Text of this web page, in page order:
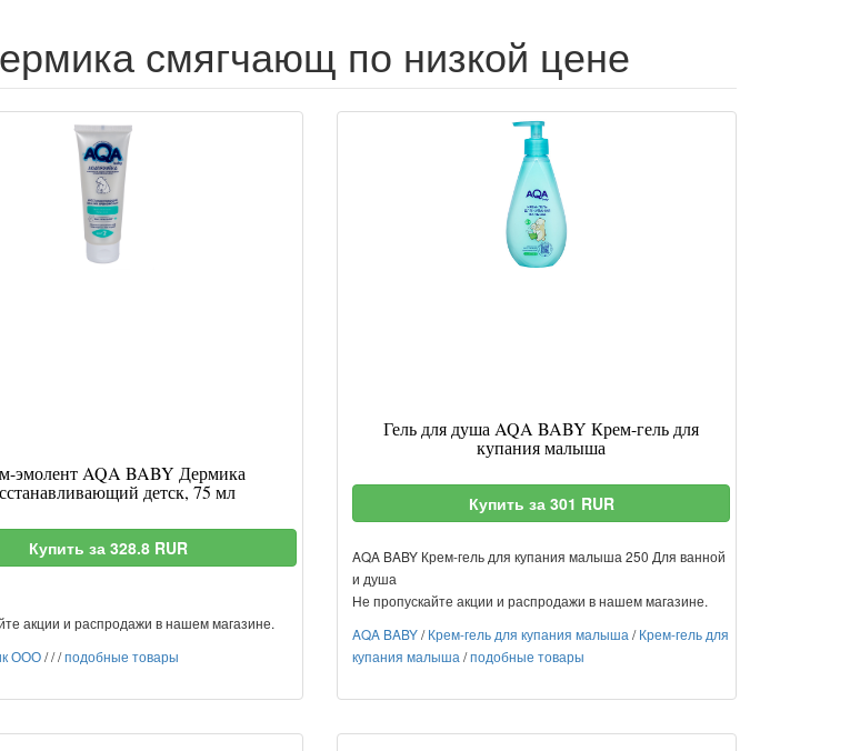
смягчающ по низкой цене
эмолент AQA BABY Дермика
детск, 75 мл
Купить за 328.8 RUR
акции и распродажи в нашем магазине.
ООО///подобные товары
Гель для душа AQA BABY Крем-гель для
купания малыша
Купить за 301 RUR
AQA BABY Крем-гель для купания малыша 250 Для ванной
и душа
Не пропускайте акции и распродажи в нашем магазине.
AQA BABY/Крем-гель для купания малыша /Крем-гель для
купания малыша /подобные товары